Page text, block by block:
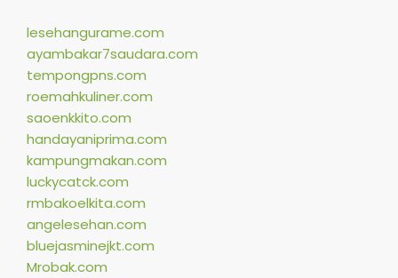
lesehangurame.com
ayambakar7saudara.com
tempongpns.com
roemahkuliner.com
saoenkkito.com
handayaniprima.com
kampungmakan.com
luckycatck.com
rmbakoelkita.com
angelesehan.com
bluejasminejkt.com
Mrobak.com